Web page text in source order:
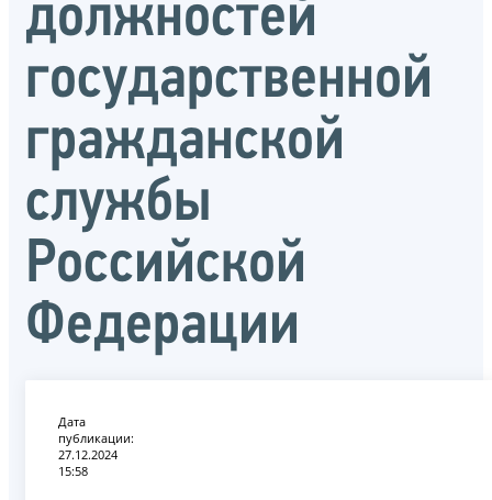
должностей
государственной
гражданской
службы
Российской
Федерации
Дата
публикации:
27.12.2024
15:58